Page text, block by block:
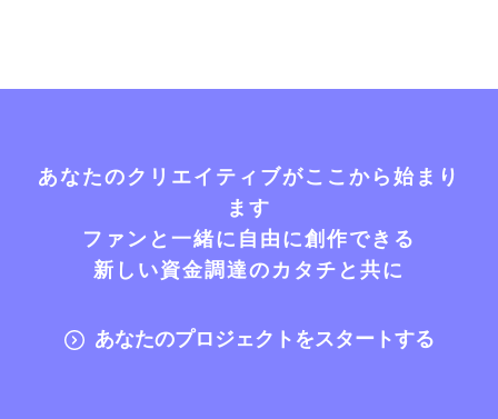
あなたのクリエイティブがここから始まり
ます
ファンと一緒に自由に創作できる
新しい資金調達のカタチと共に
あなたのプロジェクトをスタートする